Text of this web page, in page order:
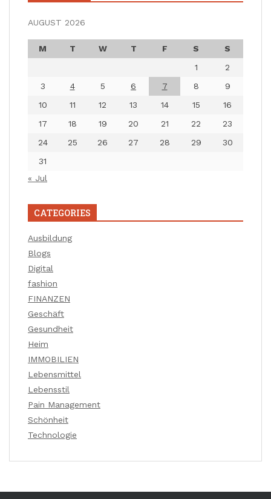
AUGUST 2026
M T W T F S
S
1
2
3
4 5 6 7 8
9
10
11 12 13 14 15
16
17
18 19 20 21 22
23
24
25 26 27 28 29
30
31
« Jul
CATEGORIES
Ausbildung
Blogs
Digital
fashion
FINANZEN
Geschäft
Gesundheit
Heim
IMMOBILIEN
Lebensmittel
Lebensstil
Pain Management
Schönheit
Technologie